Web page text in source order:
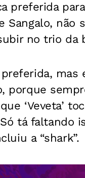
preferida
Sangalo, não
no trio da
mas
porque
‘Veveta’
tá faltando
a “shark”.